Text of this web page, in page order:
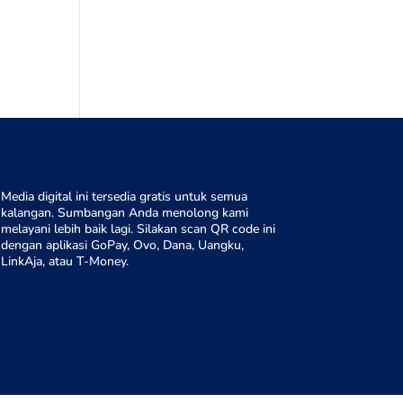
Media digital ini tersedia gratis untuk semua
kalangan. Sumbangan Anda menolong kami
melayani lebih baik lagi. Silakan scan QR code ini
dengan aplikasi GoPay, Ovo, Dana, Uangku,
LinkAja, atau T-Money.